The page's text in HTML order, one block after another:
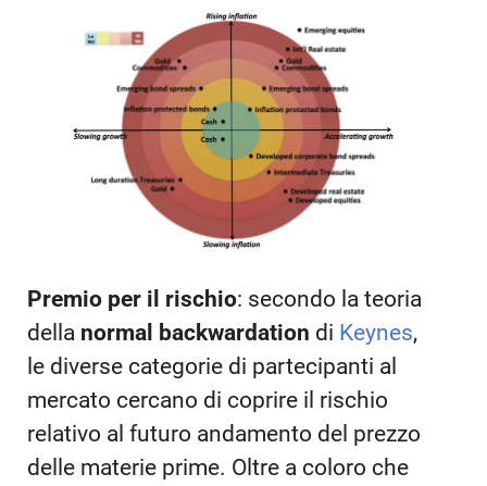
Premio per il rischio: secondo la teoria
della normal backwardation di Keynes,
le diverse categorie di partecipanti al
mercato cercano di coprire il rischio
relativo al futuro andamento del prezzo
delle materie prime. Oltre a coloro che